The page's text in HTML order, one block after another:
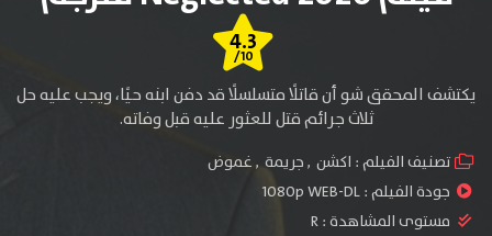
4.3
/10
يكتشف المحقق شو أن قاتلًا متسلسلًا قد دفن ابنه حيًا، ويجب عليه حل
ثلاث جرائم قتل للعثور عليه قبل وفاته.
تصنيف الفيلم : اكشن ,جريمة ,غموض
جودة الفيلم :1080p WEB-DL
مستوى المشاهدة :R